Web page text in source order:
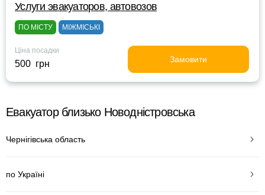
Услуги эвакуаторов, автовозов
ПО МІСТУ МІЖМІСЬКІ
Ціна посадки
500 грн Замовити
Евакуатор близько Новодністровська
Чернігівська область
по Україні